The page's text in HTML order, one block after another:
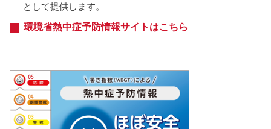
として提供します。
環境省熱中症予防情報サイトはこちら